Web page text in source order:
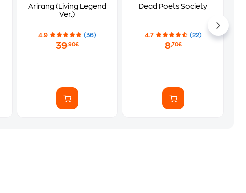
Arirang (Living Legend
Ver.)
4.9 (36)
39,90€
Dead Poets Society
4.7 (22)
8,70€